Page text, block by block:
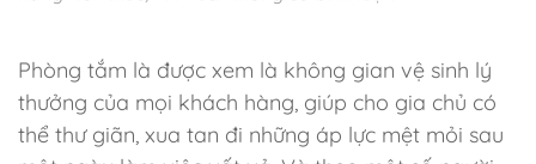
sen
TOTO
sở
hữu
Phòng tắm là được xem là không gian vệ sinh lý
thưởng của mọi khách hàng, giúp cho gia chủ có
thể thư giãn, xua tan đi những áp lực mệt mỏi sau